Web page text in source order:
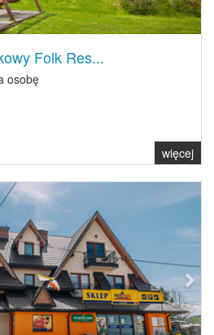
Folk Res...
osobę
więcej
Next